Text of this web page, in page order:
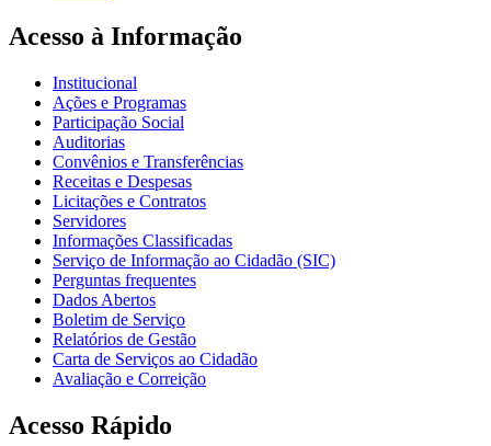
Acesso à Informação
Institucional
Ações e Programas
Participação Social
Auditorias
Convênios e Transferências
Receitas e Despesas
Licitações e Contratos
Servidores
Informações Classificadas
Serviço de Informação ao Cidadão (SIC)
Perguntas frequentes
Dados Abertos
Boletim de Serviço
Relatórios de Gestão
Carta de Serviços ao Cidadão
Avaliação e Correição
Acesso Rápido